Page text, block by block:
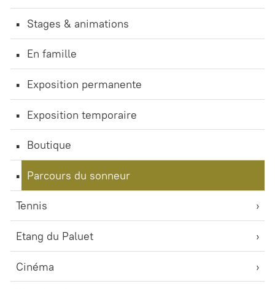
Stages & animations
En famille
Exposition permanente
Exposition temporaire
Boutique
Parcours du sonneur
Tennis
Etang du Paluet
Cinéma